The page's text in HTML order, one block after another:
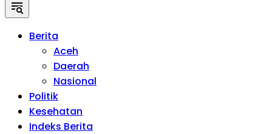
Berita
Aceh
Daerah
Nasional
Politik
Kesehatan
Indeks Berita